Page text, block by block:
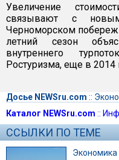
Увеличение
связывают с
Черноморском
летний сезон
внутреннего
Ростуризма, еще в 2014
Досье NEWSru.com ::
Каталог NEWSru.com ::
ССЫЛКИ ПО ТЕМЕ
Экономика